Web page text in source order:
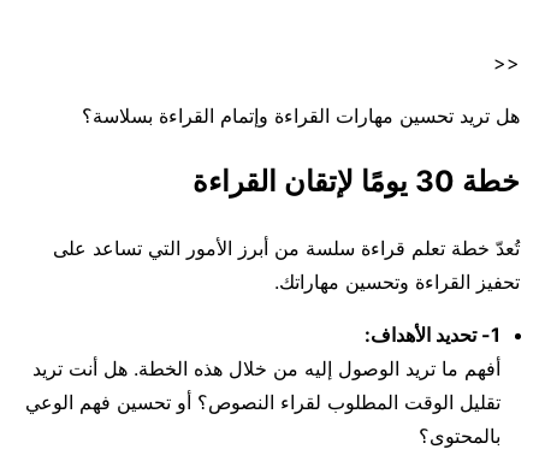
<<
هل تريد تحسين مهارات القراءة وإتمام القراءة بسلاسة؟
خطة 30 يومًا لإتقان القراءة
تُعدّ خطة تعلم قراءة سلسة من أبرز الأمور التي تساعد على
تحفيز القراءة وتحسين مهاراتك.
1- تحديد الأهداف:
أفهم ما تريد الوصول إليه من خلال هذه الخطة. هل أنت تريد
تقليل الوقت المطلوب لقراء النصوص؟ أو تحسين فهم الوعي
بالمحتوى؟